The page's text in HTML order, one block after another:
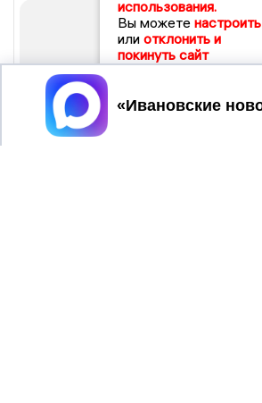
использования.
Вы можете настроить
или отклонить и
покинуть сайт
Принять